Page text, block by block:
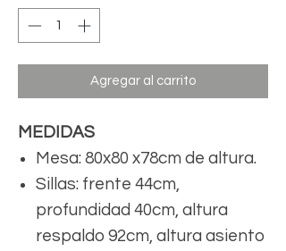
Agregar al carrito
MEDIDAS
Mesa: 80x80 x78cm de altura.
Sillas: frente 44cm,
profundidad 40cm, altura
respaldo 92cm, altura asiento